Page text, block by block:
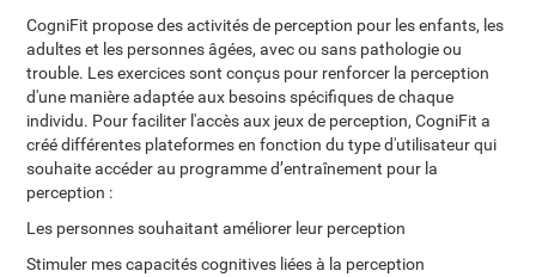
CogniFit propose des activités de perception pour les enfants, les
adultes et les personnes âgées, avec ou sans pathologie ou
trouble. Les exercices sont conçus pour renforcer la perception
d'une manière adaptée aux besoins spécifiques de chaque
individu. Pour faciliter l'accès aux jeux de perception, CogniFit a
créé différentes plateformes en fonction du type d'utilisateur qui
souhaite accéder au programme d’entraînement pour la
perception :
Les personnes souhaitant améliorer leur perception
Stimuler mes capacités cognitives liées à la perception